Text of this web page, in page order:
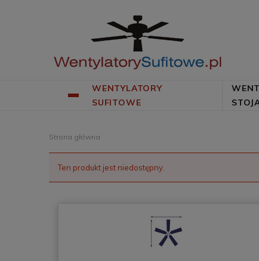
WENTYLATORY
SUFITOWE
Strona główna
Ten produkt jest niedostępny.